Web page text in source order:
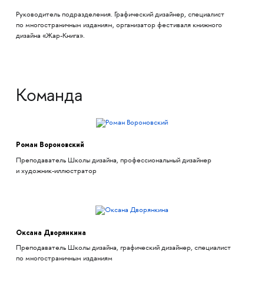
Руководитель подразделения. Графический дизайнер, специалист
по многостраничным изданиям, организатор фестиваля книжного
дизайна «Жар-Книга».
Команда
Роман Вороновский
Преподаватель Школы дизайна, профессиональный дизайнер
и художник-иллюстратор
Оксана Дворянкина
Преподаватель Школы дизайна, графический дизайнер, специалист
по многостраничным изданиям